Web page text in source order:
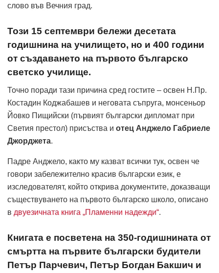
слово във Вечния град.
Този 15 септември бележи десетата
годишнина на училището, но и 400 години
от създаването на първото българско
светско училище.
Точно поради тази причина сред гостите – освен Н.Пр.
Костадин Коджабашев и неговата съпруга, монсеньор
Йовко Пищийски (първият български дипломат при
Светия престол) присъства и отец Анджело Габриеле
Джорджета.
Падре Анджело, както му казват всички тук, освен че
говори забележително красив български език, е
изследователят, който открива документите, доказващи
съществуването на първото българско школо, описано
в двуезичната книга „Пламенни надежди“.
Книгата е посветена на 350-годишнината от
смъртта на първите български будители
Петър Парчевич, Петър Богдан Бакшич и